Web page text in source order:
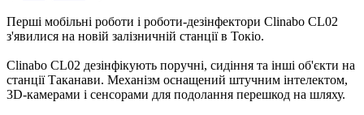
Перші мобільні роботи і роботи-дезінфектори Clinabo CL02
з'явилися на новій залізничній станції в Токіо.
Clinabo CL02 дезінфікують поручні, сидіння та інші об'єкти на
станції Таканави. Механізм оснащений штучним інтелектом,
3D-камерами і сенсорами для подолання перешкод на шляху.